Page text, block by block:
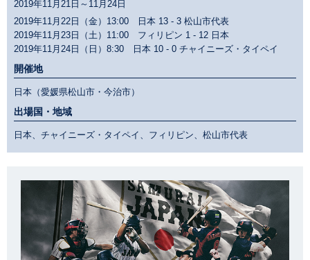
2019年11月21日～11月24日
2019年11月22日（金）13:00 日本 13 - 3 松山市代表
2019年11月23日（土）11:00 フィリピン 1 - 12 日本
2019年11月24日（日）8:30 日本 10 - 0 チャイニーズ・タイペイ
開催地
日本（愛媛県松山市・今治市）
出場国・地域
日本、チャイニーズ・タイペイ、フィリピン、松山市代表